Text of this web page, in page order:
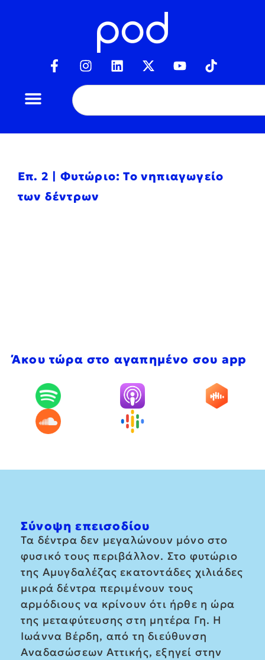
Επ. 2 | Φυτώριο: Το νηπιαγωγείο
των δέντρων
Άκου τώρα στο αγαπημένο σου app
Σύνοψη επεισοδίου
Τα δέντρα δεν μεγαλώνουν μόνο στο
φυσικό τους περιβάλλον. Στο φυτώριο
της Αμυγδαλέζας εκατοντάδες χιλιάδες
μικρά δέντρα περιμένουν τους
αρμόδιους να κρίνουν ότι ήρθε η ώρα
της μεταφύτευσης στη μητέρα Γη. Η
Ιωάννα Βέρδη, από τη διεύθυνση
Αναδασώσεων Αττικής, εξηγεί στην